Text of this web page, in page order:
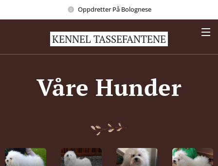
Oppdretter På Bolognese
KENNEL TASSEFANTENE
Våre Hunder